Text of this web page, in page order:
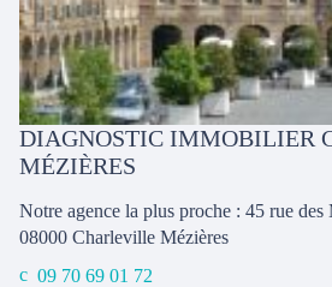
DIAGNOSTIC IMMOBILIER
MÉZIÈRES
Notre agence la plus proche : 45 rue
08000 Charleville Mézières
09 70 69 01 72